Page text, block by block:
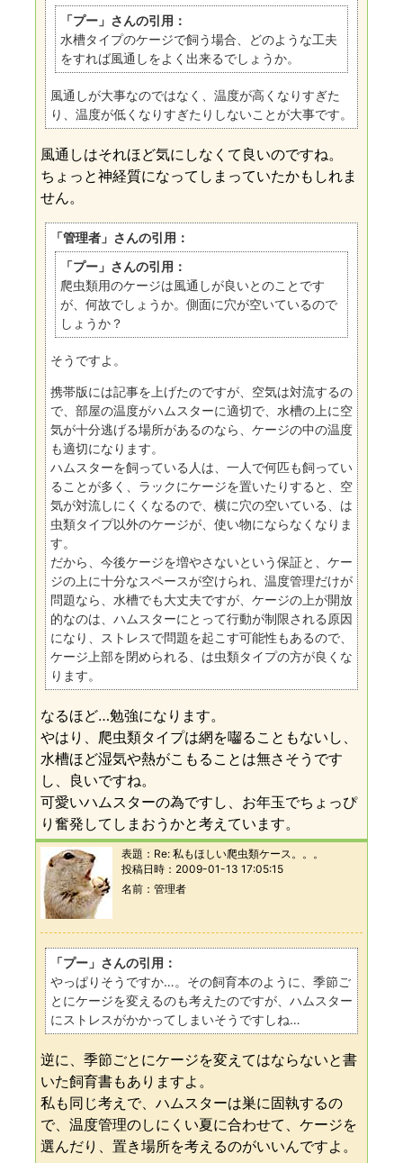
「プー」さんの引用：
水槽タイプのケージで飼う場合、どのような工夫
をすれば風通しをよく出来るでしょうか。
風通しが大事なのではなく、温度が高くなりすぎた
り、温度が低くなりすぎたりしないことが大事です。
風通しはそれほど気にしなくて良いのですね。
ちょっと神経質になってしまっていたかもしれま
せん。
「管理者」さんの引用：
「プー」さんの引用：
爬虫類用のケージは風通しが良いとのことです
が、何故でしょうか。側面に穴が空いているので
しょうか？
そうですよ。
携帯版には記事を上げたのですが、空気は対流するの
で、部屋の温度がハムスターに適切で、水槽の上に空
気が十分逃げる場所があるのなら、ケージの中の温度
も適切になります。
ハムスターを飼っている人は、一人で何匹も飼ってい
ることが多く、ラックにケージを置いたりすると、空
気が対流しにくくなるので、横に穴の空いている、は
虫類タイプ以外のケージが、使い物にならなくなりま
す。
だから、今後ケージを増やさないという保証と、ケー
ジの上に十分なスペースが空けられ、温度管理だけが
問題なら、水槽でも大丈夫ですが、ケージの上が開放
的なのは、ハムスターにとって行動が制限される原因
になり、ストレスで問題を起こす可能性もあるので、
ケージ上部を閉められる、は虫類タイプの方が良くな
ります。
なるほど…勉強になります。
やはり、爬虫類タイプは網を囓ることもないし、
水槽ほど湿気や熱がこもることは無さそうです
し、良いですね。
可愛いハムスターの為ですし、お年玉でちょっぴ
り奮発してしまおうかと考えています。
表題： Re: 私もほしい爬虫類ケース。。。
投稿日時： 2009-01-13 17:05:15
名前
管理者
「プー」さんの引用：
やっぱりそうですか…。その飼育本のように、季節ご
とにケージを変えるのも考えたのですが、ハムスター
にストレスがかかってしまいそうですしね…
逆に、季節ごとにケージを変えてはならないと書
いた飼育書もありますよ。
私も同じ考えで、ハムスターは巣に固執するの
で、温度管理のしにくい夏に合わせて、ケージを
選んだり、置き場所を考えるのがいいんですよ。